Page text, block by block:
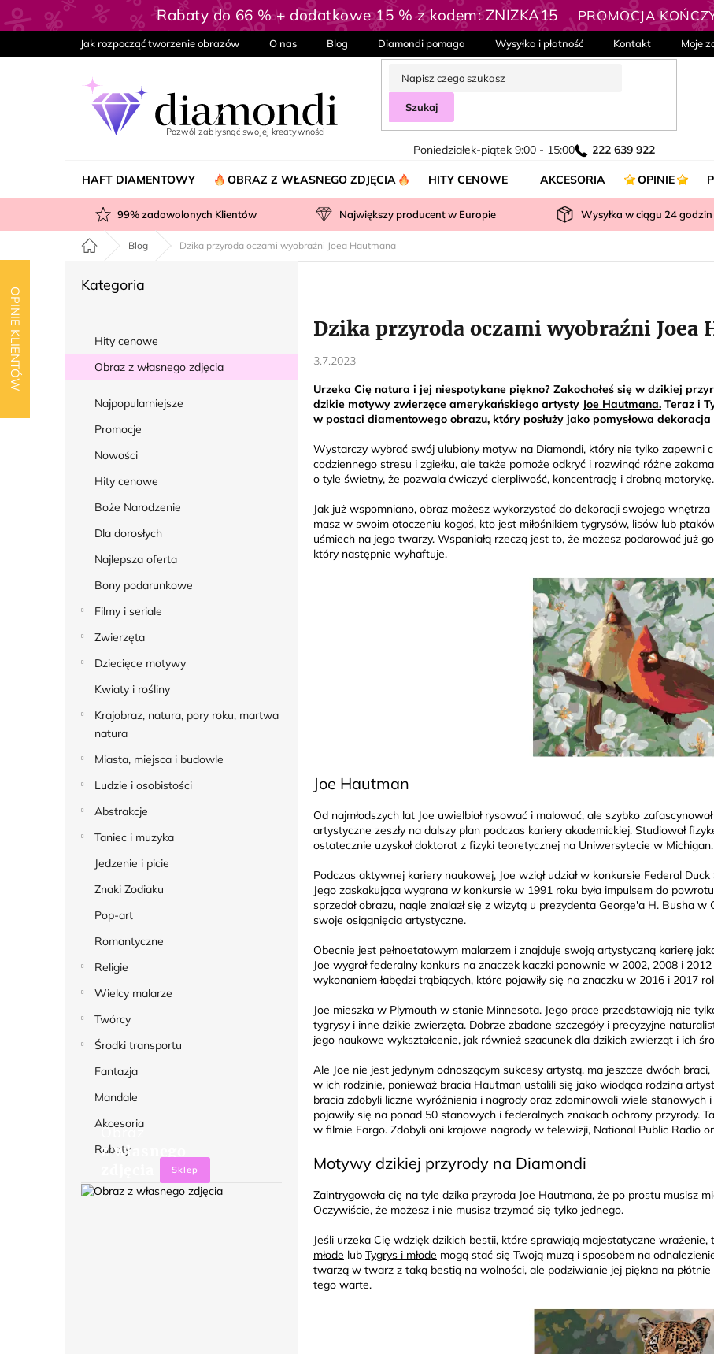
OPINIE KLIENTÓW
Przejść
do
Rabaty do 66 % + dodatkowe 15 % z kodem: ZNIZKA15 PROMOCJA
Jak rozpocząć tworzenie obrazów O nas Blog Diamondi pomaga Wysyłka i płatność Kontakt Moje
Szukaj
Poniedziałek-piątek 9:00 - 15:00 222 639 922
HAFT DIAMENTOWY OBRAZ Z WŁASNEGO ZDJĘCIA HITY CENOWE AKCESORIA OPINIE
99% zadowolonych Klientów Największy producent w Europie Wysyłka w ciągu 24godzin
Home Blog Dzika przyroda oczami wyobraźni Joea Hautmana
k
b
Pominąć
Kategoria
Hity cenowe
Obraz z własnego zdjęcia
Najpopularniejsze
Promocje
Nowości
Hity cenowe
Boże Narodzenie
Dla dorosłych
Najlepsza oferta
Bony podarunkowe
Filmy i seriale
Zwierzęta
Dziecięce motywy
Kwiaty i rośliny
Krajobraz, natura, pory roku, martwa
natura
Miasta, miejsca i budowle
Ludzie i osobistości
Abstrakcje
Taniec i muzyka
Jedzenie i picie
Znaki Zodiaku
Pop-art
Romantyczne
Religie
Wielcy malarze
Twórcy
Środki transportu
Fantazja
Mandale
Akcesoria
Rabaty
Obraz
z własnego
Sklep
Dzika przyroda oczami wyobraźni Joea
3.7.2023
Urzeka Cię natura i jej niespotykane piękno? Zakochałeś się w dzikiej
dzikie motywy zwierzęce amerykańskiego artysty Joe Hautmana. Teraz i
w postaci diamentowego obrazu, który posłuży jako pomysłowa dekoracja
Wystarczy wybrać swój ulubiony motyw na Diamondi, który nie tylko zapewni
codziennego stresu i zgiełku, ale także pomoże odkryć i rozwinąć różne
o tyle świetny, że pozwala ćwiczyć cierpliwość, koncentrację i drobną motorykę.
Jak już wspomniano, obraz możesz wykorzystać do dekoracji swojego
masz w swoim otoczeniu kogoś, kto jest miłośnikiem tygrysów, lisów lub
uśmiech na jego twarzy. Wspaniałą rzeczą jest to, że możesz podarować już
który następnie wyhaftuje.
Joe Hautman
Od najmłodszych lat Joe uwielbiał rysować i malować, ale szybko
artystyczne zeszły na dalszy plan podczas kariery akademickiej. Studiował
ostatecznie uzyskał doktorat z fizyki teoretycznej na Uniwersytecie w Michigan.
Podczas aktywnej kariery naukowej, Joe wziął udział w konkursie Federal
Jego zaskakująca wygrana w konkursie w 1991 roku była impulsem do
sprzedał obrazu, nagle znalazł się z wizytą u prezydenta George'a H. Busha
swoje osiągnięcia artystyczne.
Obecnie jest pełnoetatowym malarzem i znajduje swoją artystyczną karierę
Joe wygrał federalny konkurs na znaczek kaczki ponownie w 2002, 2008 i
wykonaniem łabędzi trąbiących, które pojawiły się na znaczku w 2016 i 2017
Joe mieszka w Plymouth w stanie Minnesota. Jego prace przedstawiają nie
tygrysy i inne dzikie zwierzęta. Dobrze zbadane szczegóły i precyzyjne
jego naukowe wykształcenie, jak również szacunek dla dzikich zwierząt i ich
Ale Joe nie jest jedynym odnoszącym sukcesy artystą, ma jeszcze dwóch
w ich rodzinie, ponieważ bracia Hautman ustalili się jako wiodąca rodzina
bracia zdobyli liczne wyróżnienia i nagrody oraz zdominowali wiele stanowych
pojawiły się na ponad 50 stanowych i federalnych znakach ochrony przyrody.
w filmie Fargo. Zdobyli oni krajowe nagrody w telewizji, National Public Radio
Motywy dzikiej przyrody na Diamondi
Zaintrygowała cię na tyle dzika przyroda Joe Hautmana, że po prostu musisz
Oczywiście, że możesz i nie musisz trzymać się tylko jednego.
Jeśli urzeka Cię wdzięk dzikich bestii, które sprawiają majestatyczne
młode lub Tygrys i młode mogą stać się Twoją muzą i sposobem na
twarzą w twarz z taką bestią na wolności, ale podziwianie jej piękna na
tego warte.